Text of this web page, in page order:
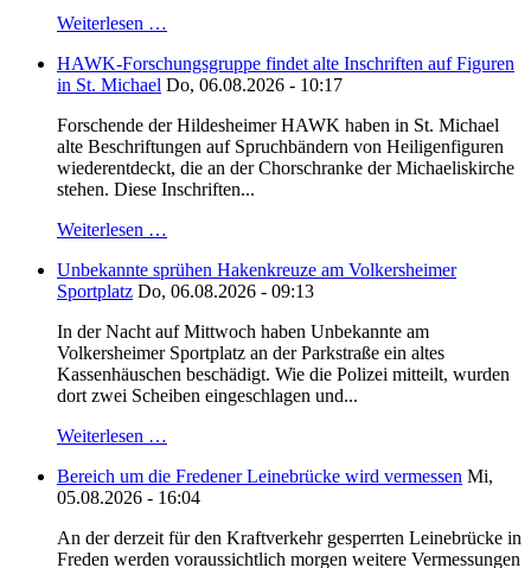
Weiterlesen …
HAWK-Forschungsgruppe findet alte Inschriften auf Figuren
in St. Michael Do, 06.08.2026 - 10:17
Forschende der Hildesheimer HAWK haben in St. Michael
alte Beschriftungen auf Spruchbändern von Heiligenfiguren
wiederentdeckt, die an der Chorschranke der Michaeliskirche
stehen. Diese Inschriften...
Weiterlesen …
Unbekannte sprühen Hakenkreuze am Volkersheimer
Sportplatz Do, 06.08.2026 - 09:13
In der Nacht auf Mittwoch haben Unbekannte am
Volkersheimer Sportplatz an der Parkstraße ein altes
Kassenhäuschen beschädigt. Wie die Polizei mitteilt, wurden
dort zwei Scheiben eingeschlagen und...
Weiterlesen …
Bereich um die Fredener Leinebrücke wird vermessen Mi,
05.08.2026 - 16:04
An der derzeit für den Kraftverkehr gesperrten Leinebrücke in
Freden werden voraussichtlich morgen weitere Vermessungen